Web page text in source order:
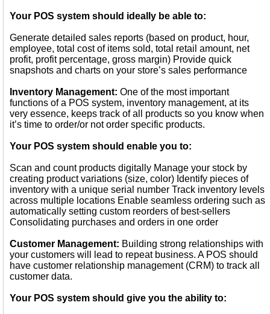
Your POS system should ideally be able to:
Generate detailed sales reports (based on product, hour,
employee, total cost of items sold, total retail amount, net
profit, profit percentage, gross margin) Provide quick
snapshots and charts on your store’s sales performance
Inventory Management: One of the most important
functions of a POS system, inventory management, at its
very essence, keeps track of all products so you know when
it’s time to order/or not order specific products.
Your POS system should enable you to:
Scan and count products digitally Manage your stock by
creating product variations (size, color) Identify pieces of
inventory with a unique serial number Track inventory levels
across multiple locations Enable seamless ordering such as
automatically setting custom reorders of best-sellers
Consolidating purchases and orders in one order
Customer Management: Building strong relationships with
your customers will lead to repeat business. A POS should
have customer relationship management (CRM) to track all
customer data.
Your POS system should give you the ability to: